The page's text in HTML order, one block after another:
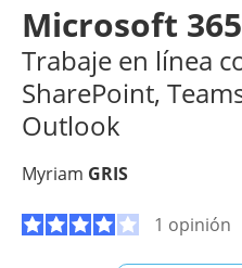
Microsoft 365
Trabaje en línea
SharePoint,
Outlook
Myriam GRIS
1 opinión